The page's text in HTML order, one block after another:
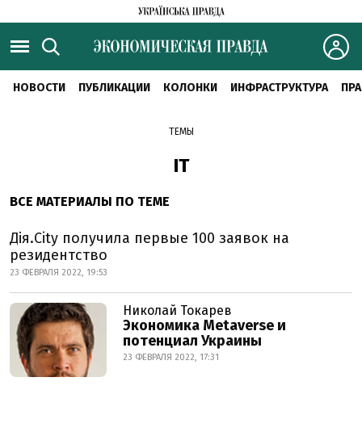
НОВОСТИ ПУБЛИКАЦИИ КОЛОНКИ ИНФРАСТРУКТУРА
ТЕМЫ
ІТ
ВСЕ МАТЕРИАЛЫ ПО ТЕМЕ
Дія.City получила первые 100 заявок на
резидентство
23 ФЕВРАЛЯ 2022, 19:53
Николай Токарев
Экономика Metaverse и
потенциал Украины
23 ФЕВРАЛЯ 2022, 17:31